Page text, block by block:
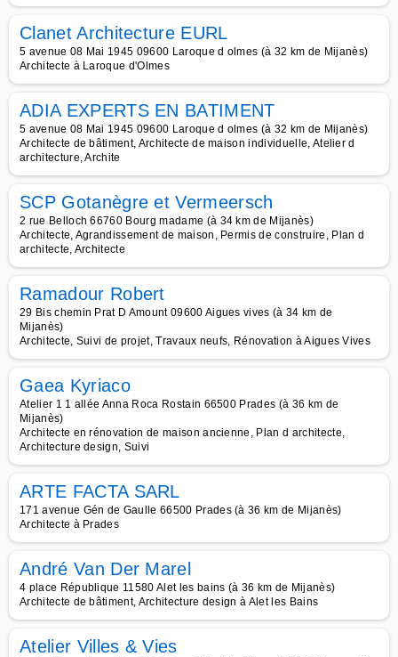
Clanet Architecture EURL
5 avenue 08 Mai 1945 09600 Laroque d olmes (à 32 km de Mijanès)
Architecte à Laroque d'Olmes
ADIA EXPERTS EN BATIMENT
5 avenue 08 Mai 1945 09600 Laroque d olmes (à 32 km de Mijanès)
Architecte de bâtiment, Architecte de maison individuelle, Atelier d
architecture, Archite
SCP Gotanègre et Vermeersch
2 rue Belloch 66760 Bourg madame (à 34 km de Mijanès)
Architecte, Agrandissement de maison, Permis de construire, Plan d
architecte, Architecte
Ramadour Robert
29 Bis chemin Prat D Amount 09600 Aigues vives (à 34 km de
Mijanès)
Architecte, Suivi de projet, Travaux neufs, Rénovation à Aigues Vives
Gaea Kyriaco
Atelier 1 1 allée Anna Roca Rostain 66500 Prades (à 36 km de
Mijanès)
Architecte en rénovation de maison ancienne, Plan d architecte,
Architecture design, Suivi
ARTE FACTA SARL
171 avenue Gén de Gaulle 66500 Prades (à 36 km de Mijanès)
Architecte à Prades
André Van Der Marel
4 place République 11580 Alet les bains (à 36 km de Mijanès)
Architecte de bâtiment, Architecture design à Alet les Bains
Atelier Villes & Vies